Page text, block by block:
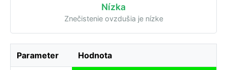
Nízka
Znečistenie ovzdušia je nízke
Parameter Hodnota